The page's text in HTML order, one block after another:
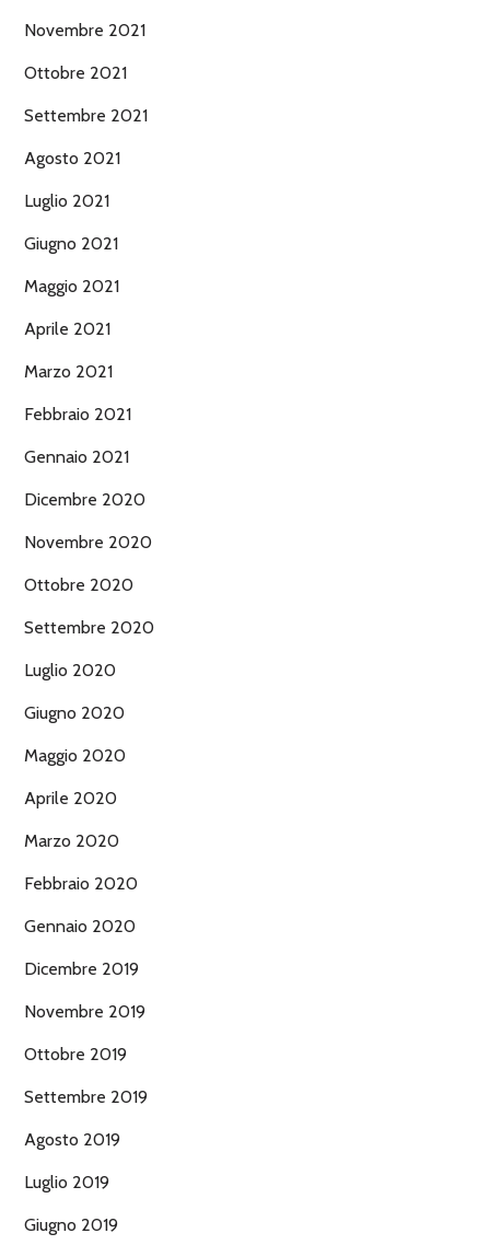
Novembre 2021
Ottobre 2021
Settembre 2021
Agosto 2021
Luglio 2021
Giugno 2021
Maggio 2021
Aprile 2021
Marzo 2021
Febbraio 2021
Gennaio 2021
Dicembre 2020
Novembre 2020
Ottobre 2020
Settembre 2020
Luglio 2020
Giugno 2020
Maggio 2020
Aprile 2020
Marzo 2020
Febbraio 2020
Gennaio 2020
Dicembre 2019
Novembre 2019
Ottobre 2019
Settembre 2019
Agosto 2019
Luglio 2019
Giugno 2019